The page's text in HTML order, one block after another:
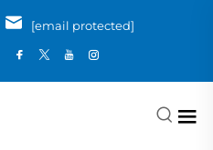
[email protected]